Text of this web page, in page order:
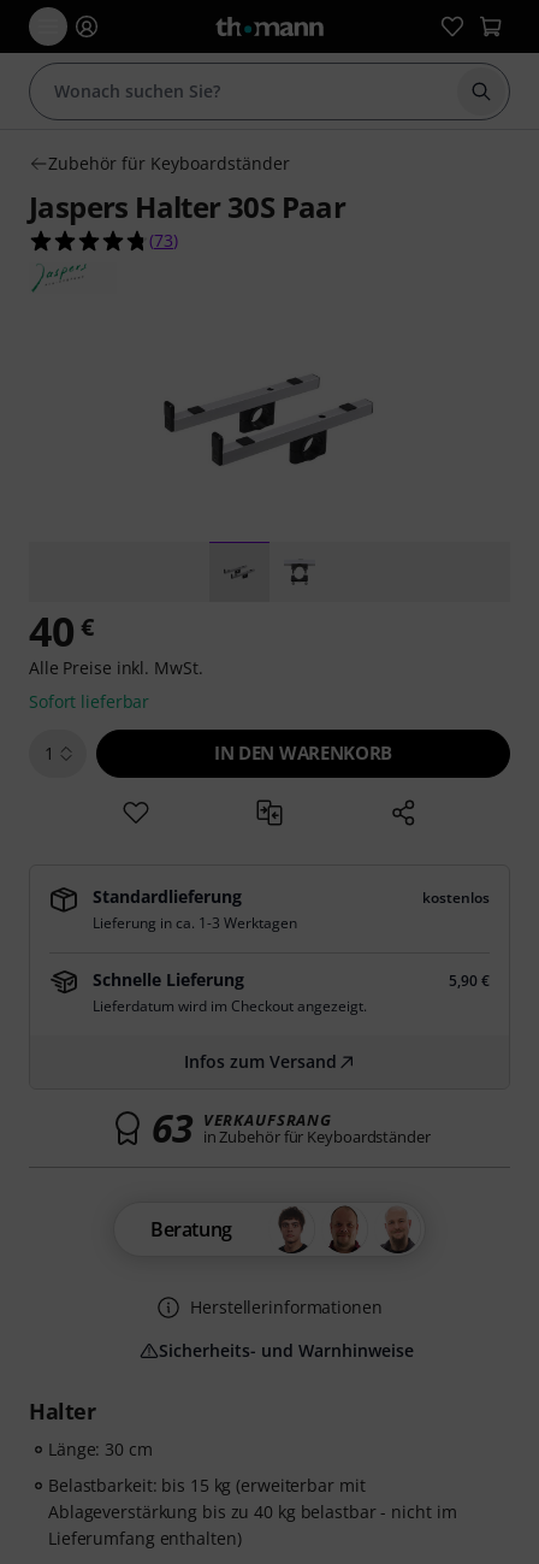
Suche
Zubehör für Keyboardständer
Jaspers Halter 30S Paar
4.8 von 5 Sternen aus 73 Kundenbewertungen
(73)
Halter
Länge: 30 cm
Belastbarkeit: bis 15 kg (erweiterbar mit
Ablageverstärkung bis zu 40 kg belastbar - nicht im
Lieferumfang enthalten)
40 €
Alle Preise inkl. MwSt.
Sofort lieferbar
1 IN DEN WARENKORB
Standardlieferung
kostenlos
Lieferung in ca. 1-3 Werktagen
Schnelle Lieferung
5,90 €
Lieferdatum wird im Checkout angezeigt.
Infos zum Versand
63 VERKAUFSRANG
in Zubehör für Keyboardständer
Beratung
Herstellerinformationen
Sicherheits- und Warnhinweise